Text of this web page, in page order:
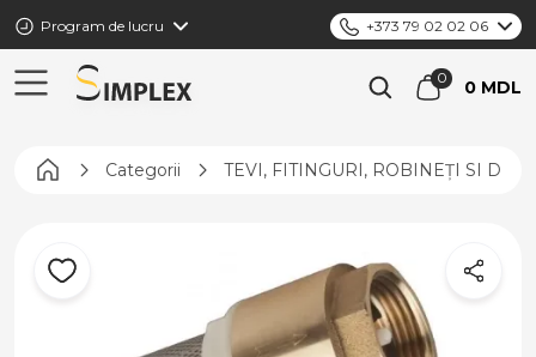
Program de lucru +373 79 02 02 06
0 MDL
Pagina principală
Categorii TEVI, FITINGURI, ROBINEȚI SI